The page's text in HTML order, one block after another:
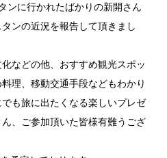
ンに行かれたばかりの新開さん
ンの近況を報告して頂きまし
などの他、おすすめ観光スポッ
理、移動交通手段などもわかり
も旅に出たくなる楽しいプレゼ
、ご参加頂いた皆様有難うござ